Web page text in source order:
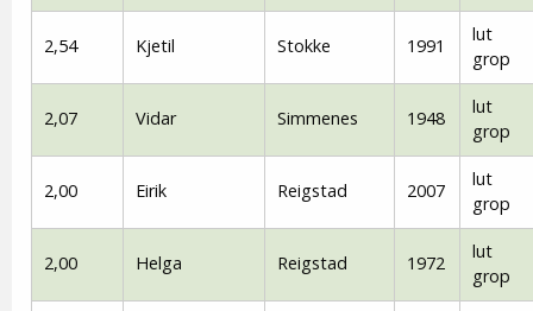
2,54 Kjetil Stokke 1991
lut
grop
2,07 Vidar Simmenes 1948
lut
grop
2,00 Eirik Reigstad 2007
lut
grop
2,00 Helga Reigstad 1972
lut
grop